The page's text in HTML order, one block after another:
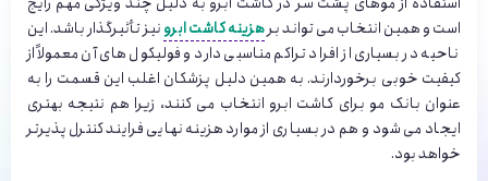
است و همین انتخاب می تواند برهزینه کاشت ابرونیز تأثیرگذار باشد. این
ناحیه در بسیاری از افراد تراکم مناسبی دارد و فولیکول های آن معمولاً از
کیفیت خوبی برخوردارند. به همین دلیل پزشکان اغلب این قسمت را به
عنوان بانک مو برای کاشت ابرو انتخاب می کنند، زیرا هم نتیجه بهتری
ایجاد می شود و هم در بسیاری از موارد هزینه نهایی فرایند کنترل پذیرتر
خواهد بود.